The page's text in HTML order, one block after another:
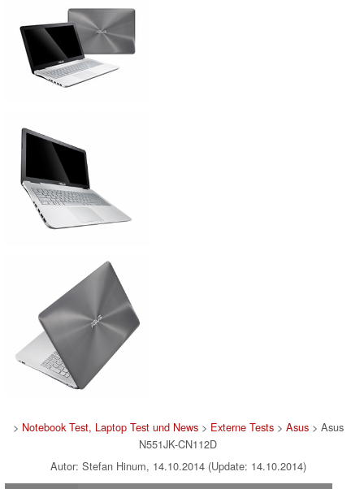
> Notebook Test, Laptop Test und News> Externe Tests> Asus> Asus
N551JK-CN112D
Autor: Stefan Hinum, 14.10.2014 (Update: 14.10.2014)